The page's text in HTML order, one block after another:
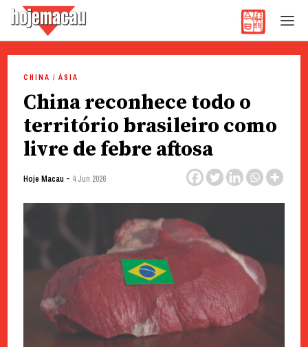
content
CHINA / ÁSIA
China reconhece todo o
território brasileiro como
livre de febre aftosa
Hoje Macau - 4 Jun 2026